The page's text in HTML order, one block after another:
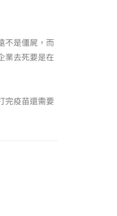
不是僵屍，而
業去死要是在
完疫苗還需要